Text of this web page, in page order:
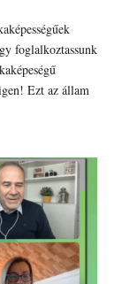
foglalkoztassunk
Ezt az állam